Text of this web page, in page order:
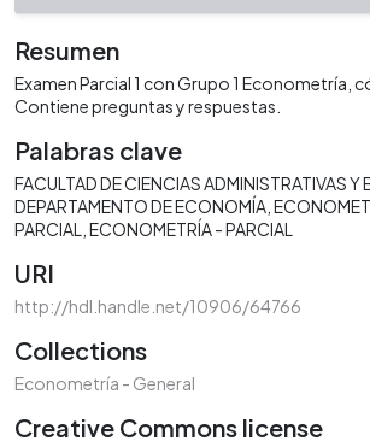
Resumen
Examen Parcial 1 con Grupo 1 Econometría,
Contiene preguntas y respuestas.
Palabras clave
FACULTAD DE CIENCIAS ADMINISTRATIVAS
DEPARTAMENTO DE ECONOMÍA
PARCIAL
ECONOMETRÍA - PARCIAL
URI
http://hdl.handle.net/10906/64766
Collections
Econometría - General
Creative Commons license